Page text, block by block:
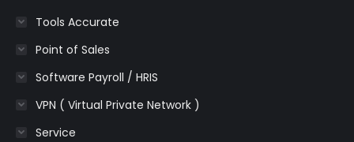
Tools Accurate
Point of Sales
Software Payroll / HRIS
VPN ( Virtual Private Network )
Service